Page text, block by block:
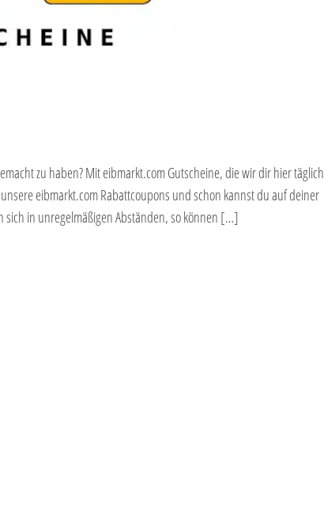
zu haben? Mit eibmarkt.com Gutscheine, die wir dir hier täglich
eibmarkt.com Rabattcoupons und schon kannst du auf deiner
sich in unregelmäßigen Abständen, so können […]